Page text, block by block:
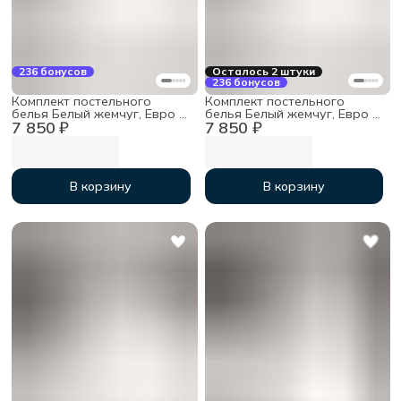
236 бонусов
7 850 ₽
Комплект постельного
белья Белый жемчуг, Евро с
простыней на резинке
180х200х30, тенсель
В корзину
Осталось 2 штуки
236 бонусов
7 850 ₽
Комплект постельного
белья Белый жемчуг, Евро с
простыней на резинке
160х200х30, тенсель
В корзину